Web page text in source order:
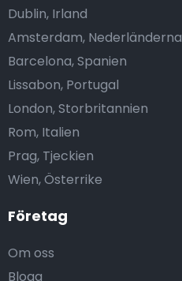
Företag
Om oss
Blogg
Dublin, Irland
Amsterdam, Nederländerna
Barcelona, Spanien
Lissabon, Portugal
London, Storbritannien
Rom, Italien
Prag, Tjeckien
Wien, Österrike